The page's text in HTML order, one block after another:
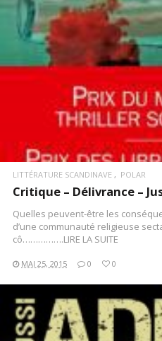
LITTÉRATURE SCANDINAVE POLAR
Critique – Délivrance –
Quelles peuvent-être les
d’une communauté religieuse
cô…………….LIRE LA SUITE
MAI 25, 2015 0 0